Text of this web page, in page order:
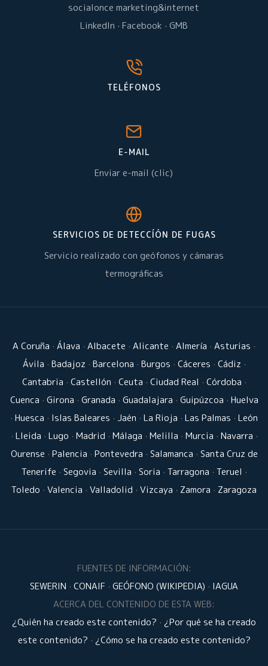
socialonce marketing&internet
LinkedIn · Facebook · GMB
TELÉFONOS
E-MAIL
Enviar e-mail (clic)
SERVICIOS DE DETECCÍÓN DE FUGAS
Servicio realizado con geófonos y cámaras
termográficas
A Coruña · Álava · Albacete · Alicante · Almería · Asturias ·
Ávila · Badajoz · Barcelona · Burgos · Cáceres · Cádiz ·
Cantabria · Castellón · Ceuta · Ciudad Real · Córdoba ·
Cuenca · Girona · Granada · Guadalajara · Guipúzcoa · Huelva
· Huesca · Islas Baleares · Jaén · La Rioja · Las Palmas · León
· Lleida · Lugo · Madrid · Málaga · Melilla · Murcia · Navarra ·
Ourense · Palencia · Pontevedra · Salamanca · Santa Cruz de
Tenerife · Segovia · Sevilla · Soria · Tarragona · Teruel ·
Toledo · Valencia · Valladolid · Vizcaya · Zamora · Zaragoza
FUENTES DE INFORMACIÓN:
SEWERIN · CONAIF · GEÓFONO (WIKIPEDIA) · IAGUA
ACERCA DEL CONTENIDO DE ESTA WEB:
¿Quién ha creado este contenido? · ¿Por qué se ha creado
este contenido? · ¿Cómo se ha creado este contenido?